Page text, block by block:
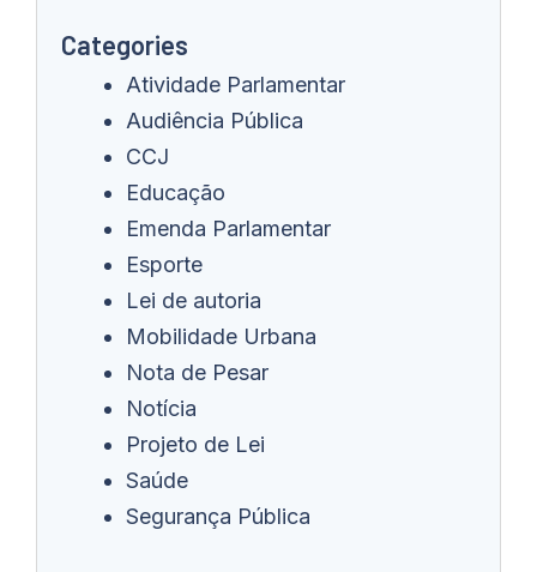
Categories
Atividade Parlamentar
Audiência Pública
CCJ
Educação
Emenda Parlamentar
Esporte
Lei de autoria
Mobilidade Urbana
Nota de Pesar
Notícia
Projeto de Lei
Saúde
Segurança Pública